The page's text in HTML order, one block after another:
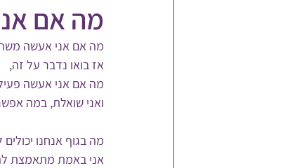
מה אם
מה אם אני אעשה
אז בואו נדבר על זה,
מה אם אני אעשה
ואני שואלת, במה
מה בגוף אנחנו
אני באמת מתאמצת